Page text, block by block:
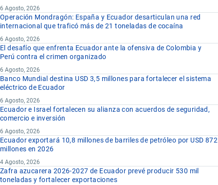
6 Agosto, 2026
Operación Mondragón: España y Ecuador desarticulan una red
internacional que traficó más de 21 toneladas de cocaína
6 Agosto, 2026
El desafío que enfrenta Ecuador ante la ofensiva de Colombia y
Perú contra el crimen organizado
6 Agosto, 2026
Banco Mundial destina USD 3,5 millones para fortalecer el sistema
eléctrico de Ecuador
6 Agosto, 2026
Ecuador e Israel fortalecen su alianza con acuerdos de seguridad,
comercio e inversión
6 Agosto, 2026
Ecuador exportará 10,8 millones de barriles de petróleo por USD 872
millones en 2026
4 Agosto, 2026
Zafra azucarera 2026-2027 de Ecuador prevé producir 530 mil
toneladas y fortalecer exportaciones